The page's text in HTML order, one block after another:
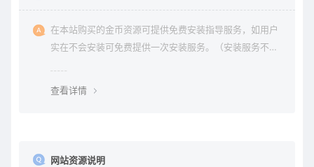
在本站购买的金币资源可提供免费安装指导服务，如用户
实在不会安装可免费提供一次安装服务。（安装服务不包
查看详情
网站资源说明